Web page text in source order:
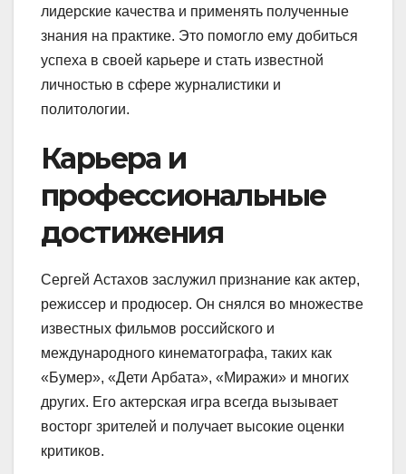
лидерские качества и применять полученные
знания на практике. Это помогло ему добиться
успеха в своей карьере и стать известной
личностью в сфере журналистики и
политологии.
Карьера и
профессиональные
достижения
Сергей Астахов заслужил признание как актер,
режиссер и продюсер. Он снялся во множестве
известных фильмов российского и
международного кинематографа, таких как
«Бумер», «Дети Арбата», «Миражи» и многих
других. Его актерская игра всегда вызывает
восторг зрителей и получает высокие оценки
критиков.